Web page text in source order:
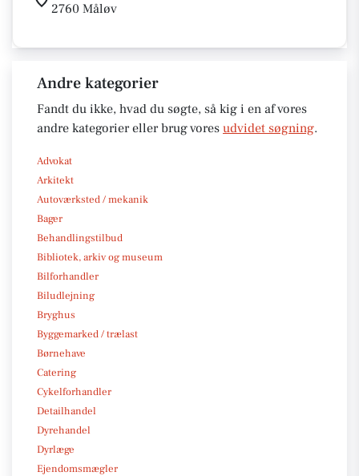
2760 Måløv
Andre kategorier
Fandt du ikke, hvad du søgte, så kig i en af vores
andre kategorier eller brug vores udvidet søgning.
Advokat
Arkitekt
Autoværksted / mekanik
Bager
Behandlingstilbud
Bibliotek, arkiv og museum
Bilforhandler
Biludlejning
Bryghus
Byggemarked / trælast
Børnehave
Catering
Cykelforhandler
Detailhandel
Dyrehandel
Dyrlæge
Ejendomsmægler